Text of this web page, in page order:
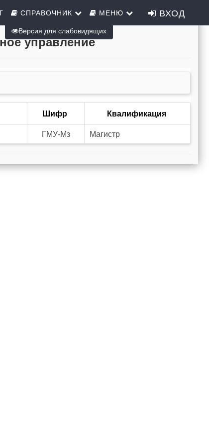
СПРАВОЧНИК МЕНЮ ВХОД
управление
Шифр Квалификация
ГМУ-Мз Магистр
Версия для слабовидящих